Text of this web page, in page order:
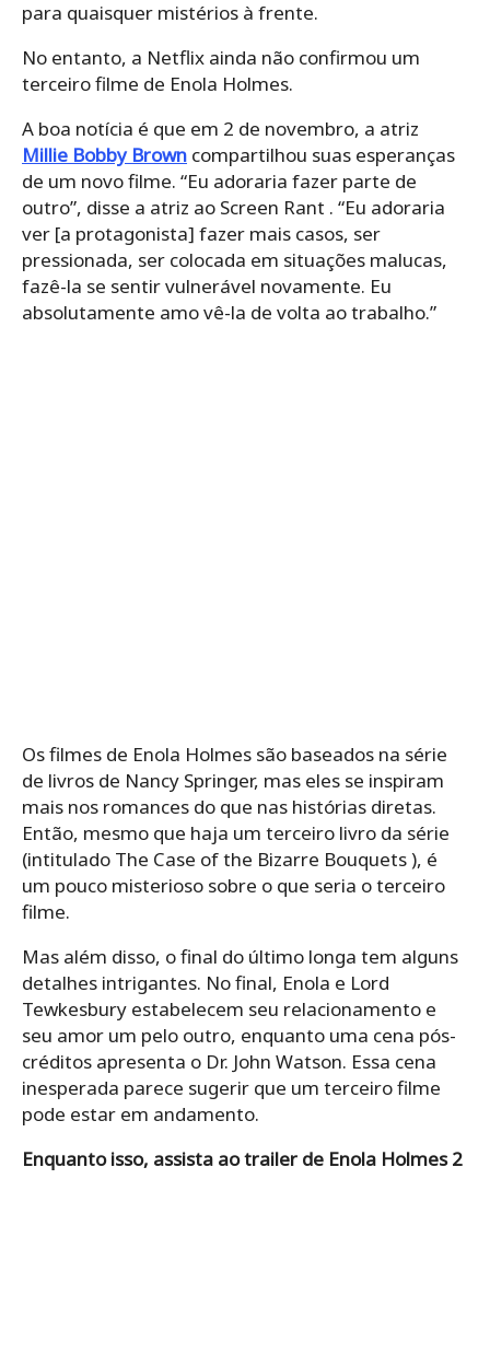
para quaisquer mistérios à frente.
No entanto, a Netflix ainda não confirmou um
terceiro filme de Enola Holmes.
A boa notícia é que em 2 de novembro, a atriz
Millie Bobby Brown compartilhou suas esperanças
de um novo filme. “Eu adoraria fazer parte de
outro”, disse a atriz ao Screen Rant . “Eu adoraria
ver [a protagonista] fazer mais casos, ser
pressionada, ser colocada em situações malucas,
fazê-la se sentir vulnerável novamente. Eu
absolutamente amo vê-la de volta ao trabalho.”
Os filmes de Enola Holmes são baseados na série
de livros de Nancy Springer, mas eles se inspiram
mais nos romances do que nas histórias diretas.
Então, mesmo que haja um terceiro livro da série
(intitulado The Case of the Bizarre Bouquets ), é
um pouco misterioso sobre o que seria o terceiro
filme.
Mas além disso, o final do último longa tem alguns
detalhes intrigantes. No final, Enola e Lord
Tewkesbury estabelecem seu relacionamento e
seu amor um pelo outro, enquanto uma cena pós-
créditos apresenta o Dr. John Watson. Essa cena
inesperada parece sugerir que um terceiro filme
pode estar em andamento.
Enquanto isso, assista ao trailer de Enola Holmes 2